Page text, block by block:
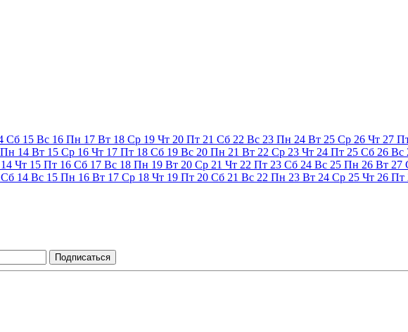
Сб 15 Вс 16 Пн 17 Вт 18 Ср 19 Чт 20 Пт 21 Сб 22 Вс 23 Пн 24 Вт 25 Ср 26 Чт 27
Пн 14 Вт 15 Ср 16 Чт 17 Пт 18 Сб 19 Вс 20 Пн 21 Вт 22 Ср 23 Чт 24 Пт 25 Сб 26 Вс
14 Чт 15 Пт 16 Сб 17 Вс 18 Пн 19 Вт 20 Ср 21 Чт 22 Пт 23 Сб 24 Вс 25 Пн 26 Вт 27
Сб 14 Вс 15 Пн 16 Вт 17 Ср 18 Чт 19 Пт 20 Сб 21 Вс 22 Пн 23 Вт 24 Ср 25 Чт 26 Пт